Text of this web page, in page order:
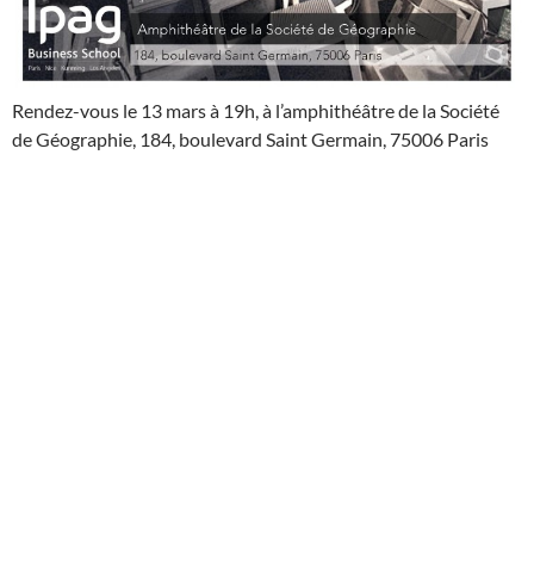
Rendez-vous le 13 mars à 19h, à l’amphithéâtre de la Société
de Géographie, 184, boulevard Saint Germain, 75006 Paris